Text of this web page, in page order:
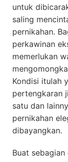
untuk
saling
pernikahan.
perkawinan
memerlukan
Kondisi itulah
pertengkaran
satu dan
pernikahan
dibayangkan.
Buat